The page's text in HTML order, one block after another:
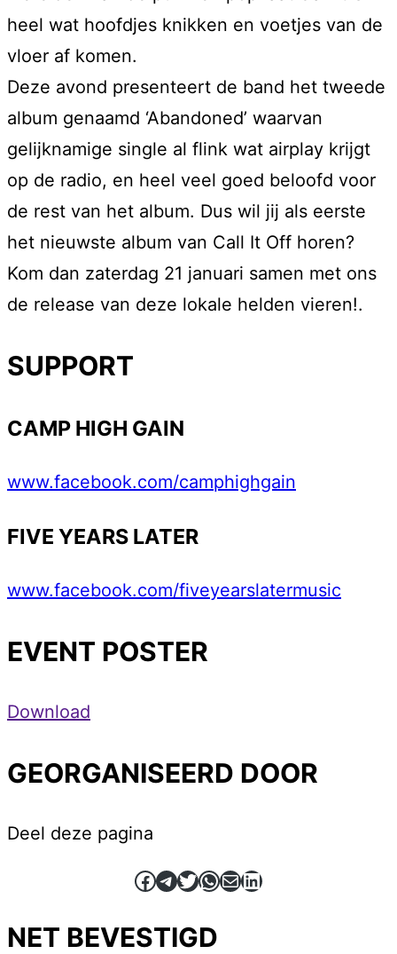
heel wat hoofdjes knikken en voetjes van de
vloer af komen.
Deze avond presenteert de band het tweede
album genaamd ‘Abandoned’ waarvan
gelijknamige single al flink wat airplay krijgt
op de radio, en heel veel goed beloofd voor
de rest van het album. Dus wil jij als eerste
het nieuwste album van Call It Off horen?
Kom dan zaterdag 21 januari samen met ons
de release van deze lokale helden vieren!.
SUPPORT
CAMP HIGH GAIN
www.facebook.com/camphighgain
FIVE YEARS LATER
www.facebook.com/fiveyearslatermusic
EVENT POSTER
Download
GEORGANISEERD DOOR
Deel deze pagina
Facebook
Telegram
Twitter
WhatsApp
E-mailLinkedIn
NET BEVESTIGD